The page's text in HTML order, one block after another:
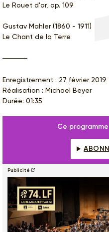
Le Rouet d'or, op. 109
Gustav Mahler (1860 - 1911)
Le Chant de la Terre
Enregistrement : 27 février
Réalisation : Michael Beyer
Durée: 01:35
Ce
Publicité